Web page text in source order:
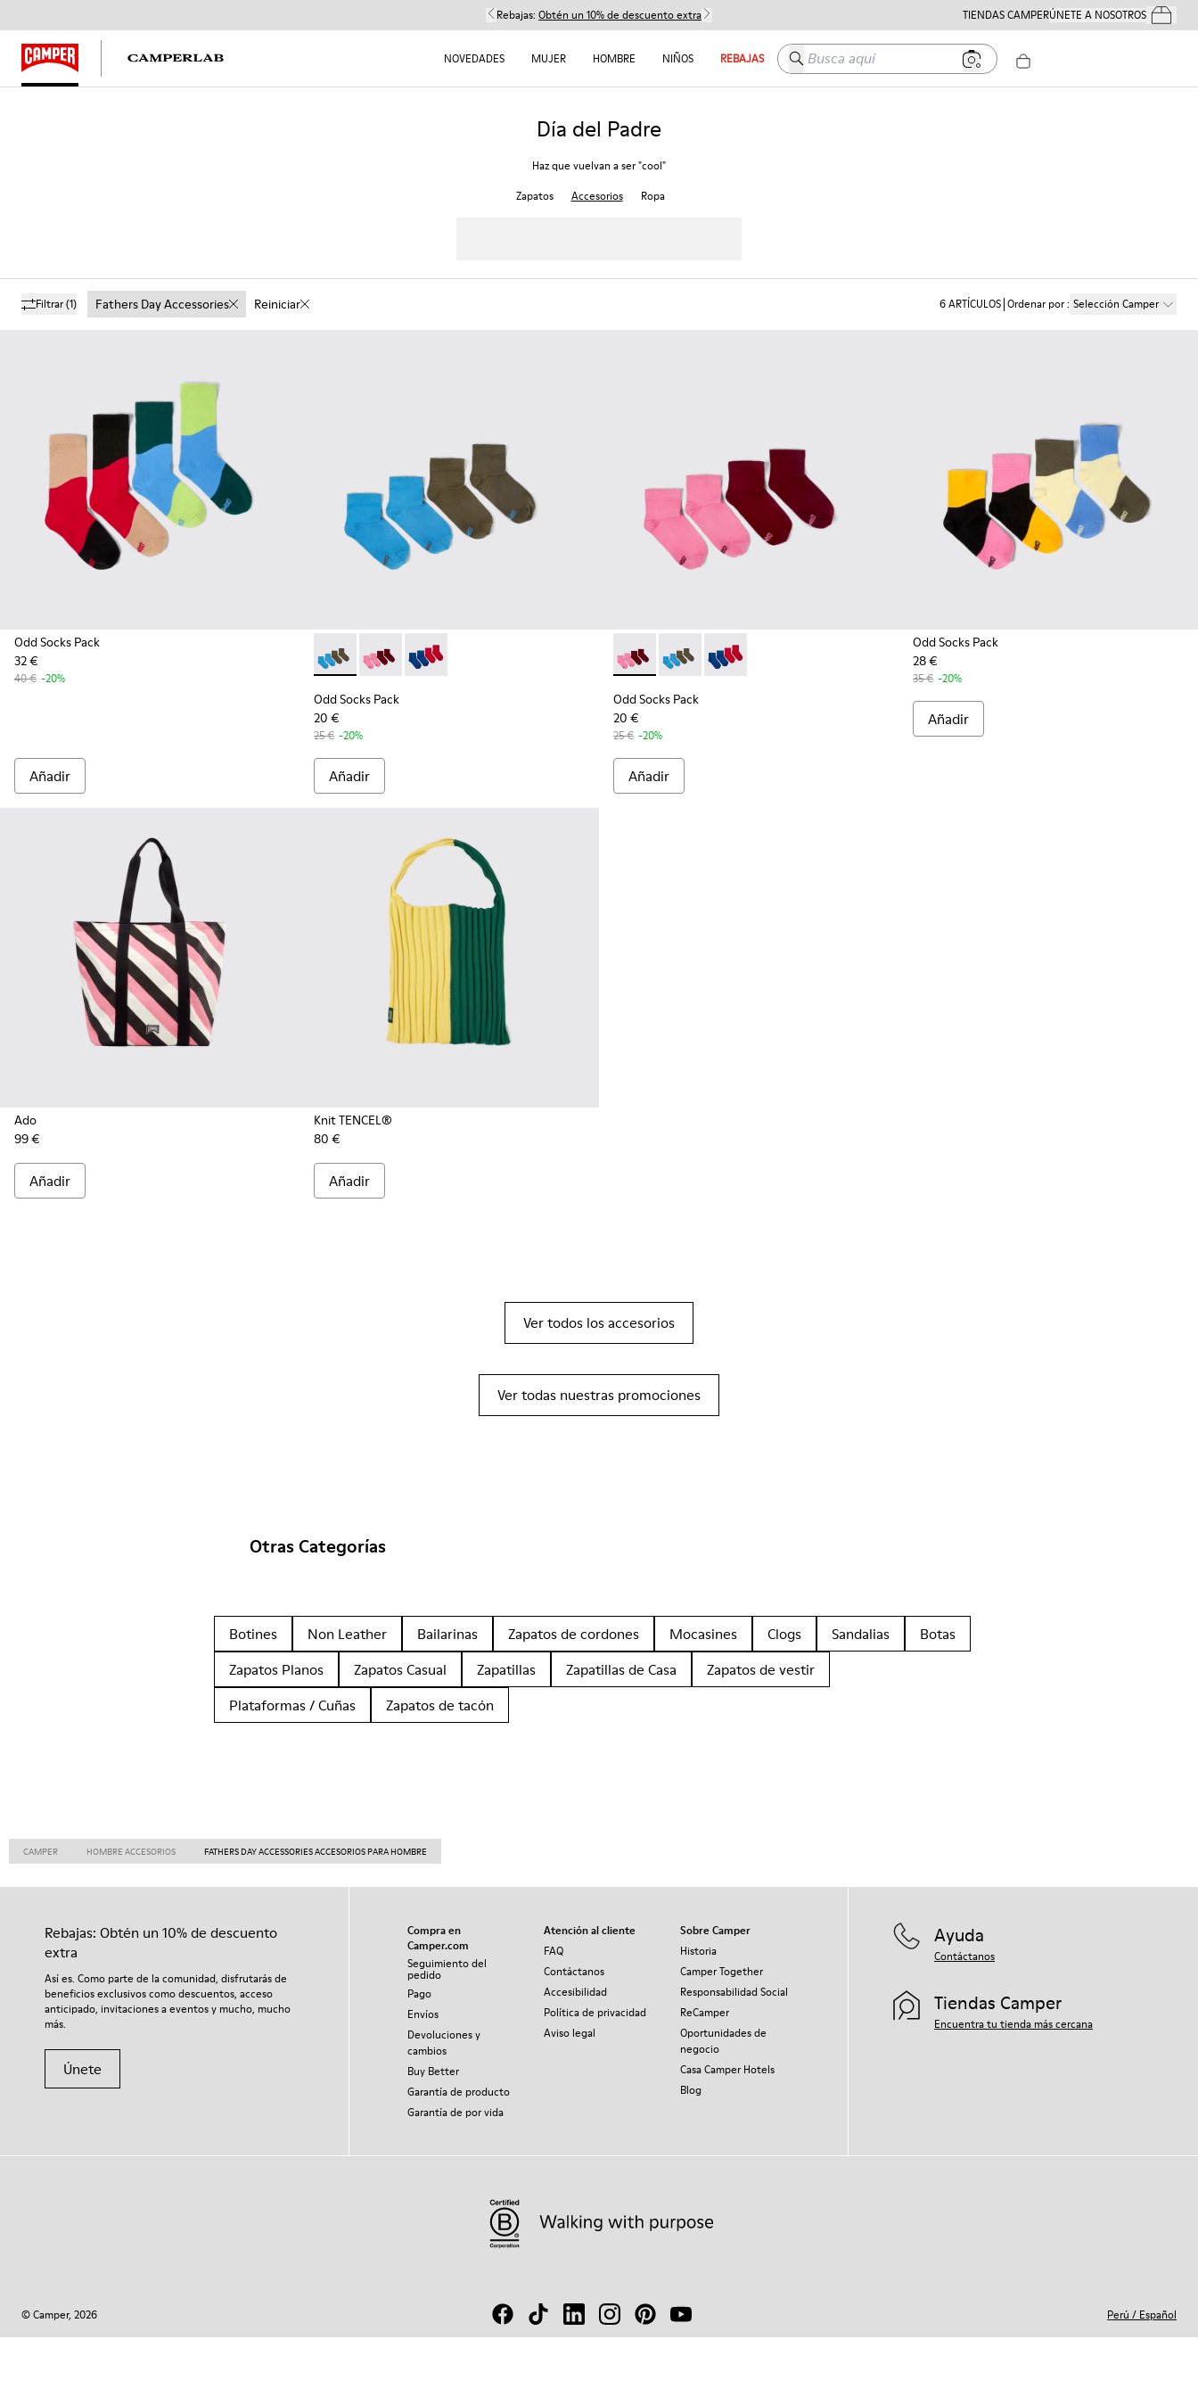
Rebajas: Obtén un 10% de descuento extra TIENDAS CAMPERÚNETE A NOSOTROSTus
NOVEDADES MUJER HOMBRE NIÑOS REBAJAS Busca aquí
Día del Padre
Haz que vuelvan a ser "cool"
Zapatos
Accesorios Ropa
Filtrar(1) Fathers Day Accessories Reiniciar 6ARTÍCULOS Ordenar por: Selección Camper
Odd Socks Pack
32 €
40 € -20%
Añadir
Odd Socks Pack - KA00043-003 - Pack de 2 pares de calcetines
Odd Socks Pack - KA00043-004 - Pack de 2 pares de calcetines
Odd Socks Pack - KA00043-002
Odd Socks Pack
20 €
25 € -20%
Añadir
Odd Socks Pack - KA00043-004 - Pack de 2 pares de calcetines
Odd Socks Pack - KA00043-003 - Pack de 2 pares de calcetines
Odd Socks Pack - KA00043-002
Odd Socks Pack
20 €
25 € -20%
Añadir
Odd Socks Pack
28 €
35 € -20%
Añadir
Ado
99 €
Añadir
Knit TENCEL®
80 €
Añadir
Ver todos los accesorios
Ver todas nuestras promociones
Otras Categorías
Botines Non Leather Bailarinas Zapatos de cordones Mocasines Clogs Sandalias
Botas
Zapatos Planos
Zapatos Casual Zapatillas Zapatillas de Casa
Zapatos de vestir
Plataformas / Cuñas
Zapatos de tacón
CAMPER HOMBRE ACCESORIOS FATHERS DAY ACCESSORIES ACCESORIOS PARA HOMBRE
Rebajas: Obtén un 10% de descuento
extra
Así es. Como parte de la comunidad, disfrutarás de
beneficios exclusivos como descuentos, acceso
anticipado, invitaciones a eventos y mucho, mucho
más.
Únete
Compra en
Camper.com
Seguimiento del
pedido
Pago
Envíos
Devoluciones y
cambios
Buy Better
Garantía de producto
Garantía de por vida
Atención al cliente
FAQ
Contáctanos
Accesibilidad
Política de privacidad
Aviso legal
Sobre Camper
Historia
Camper Together
Responsabilidad Social
ReCamper
Oportunidades de
negocio
Casa Camper Hotels
Blog
Ayuda
Contáctanos
Tiendas Camper
Encuentra tu tienda más cercana
© Camper, 2026 Perú / Español